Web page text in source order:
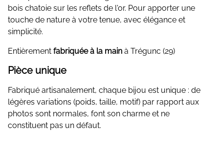
bois chatoie sur les reflets de l'or. Pour apporter une
touche de nature à votre tenue, avec élégance et
simplicité.
Entièrement fabriquée à la main à Trégunc (29)
Pièce unique
Fabriqué artisanalement, chaque bijou est unique : de
légères variations (poids, taille, motif) par rapport aux
photos sont normales, font son charme et ne
constituent pas un défaut.